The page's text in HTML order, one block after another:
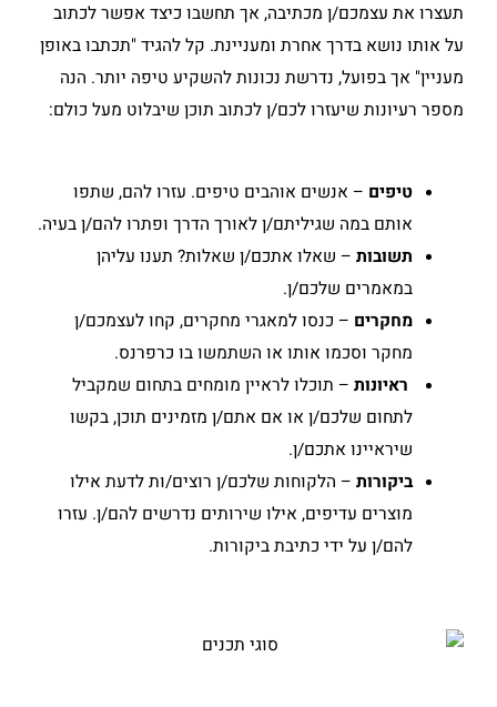
תעצרו את עצמכם/ן מכתיבה, אך תחשבו כיצד אפשר לכתוב
על אותו נושא בדרך אחרת ומעניינת. קל להגיד "תכתבו באופן
מעניין" אך בפועל, נדרשת נכונות להשקיע טיפה יותר. הנה
מספר רעיונות שיעזרו לכם/ן לכתוב תוכן שיבלוט מעל כולם:
טיפים – אנשים אוהבים טיפים. עזרו להם, שתפו
אותם במה שגיליתם/ן לאורך הדרך ופתרו להם/ן בעיה.
תשובות – שאלו אתכם/ן שאלות? תענו עליהן
במאמרים שלכם/ן.
מחקרים – כנסו למאגרי מחקרים, קחו לעצמכם/ן
מחקר וסכמו אותו או השתמשו בו כרפרנס.
ראיונות – תוכלו לראיין מומחים בתחום שמקביל
לתחום שלכם/ן או אם אתם/ן מזמינים תוכן, בקשו
שיראיינו אתכם/ן.
ביקורות – הלקוחות שלכם/ן רוצים/ות לדעת אילו
מוצרים עדיפים, אילו שירותים נדרשים להם/ן. עזרו
להם/ן על ידי כתיבת ביקורות.